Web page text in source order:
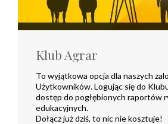
Klub Agrar
To wyjątkowa opcja dla naszych
Użytkowników. Logując się do
dostęp do pogłębionych raportów
edukacyjnych.
Dołącz już dziś, to nic nie kosztuje!